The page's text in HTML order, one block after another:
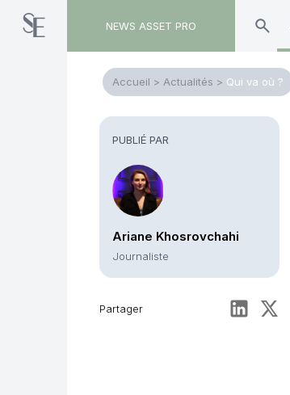
NEWS ASSET PRO
Accueil > Actualités > Qui va où ?
PUBLIÉ PAR
Ariane Khosrovchahi
Journaliste
Partager